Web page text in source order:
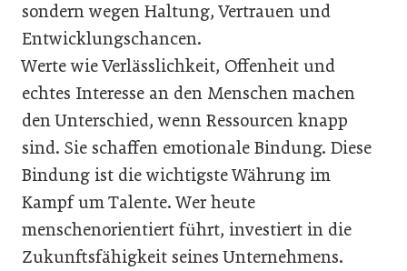
sondern wegen Haltung, Vertrauen und
Entwicklungschancen.
Werte wie Verlässlichkeit, Offenheit und
echtes Interesse an den Menschen machen
den Unterschied, wenn Ressourcen knapp
sind. Sie schaffen emotionale Bindung. Diese
Bindung ist die wichtigste Währung im
Kampf um Talente. Wer heute
menschenorientiert führt, investiert in die
Zukunftsfähigkeit seines Unternehmens.